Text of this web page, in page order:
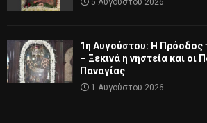
5 Αυγούστου 2026
1η Αυγούστου: Η Πρόοδος
– Ξεκινά η νηστεία και οι
Παναγίας
1 Αυγούστου 2026